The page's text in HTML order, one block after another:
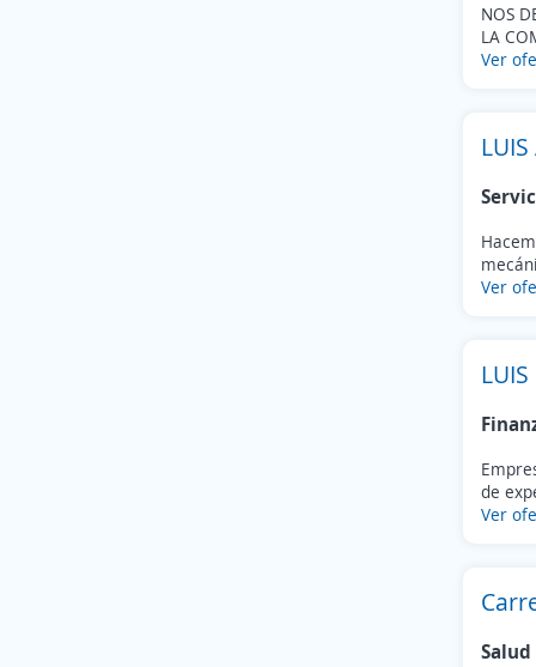
NOS
LA
Ver
LUIS
Ver
de
Ver